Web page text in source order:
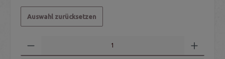
Auswahl zurücksetzen